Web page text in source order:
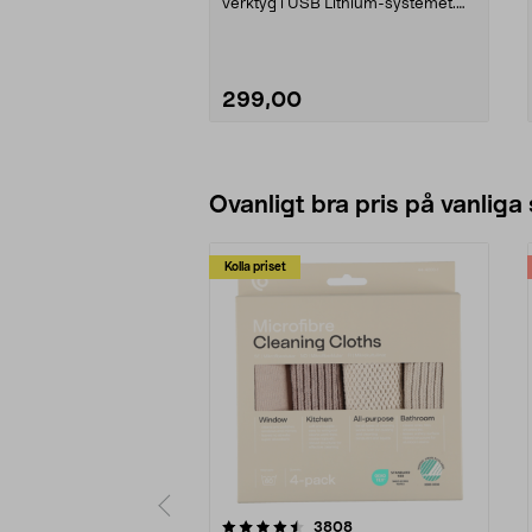
verktyg i USB Lithium-systemet.
299,00
Ovanligt bra pris på vanliga
Kolla priset
3808recensioner
4.0av 5 stjärnor